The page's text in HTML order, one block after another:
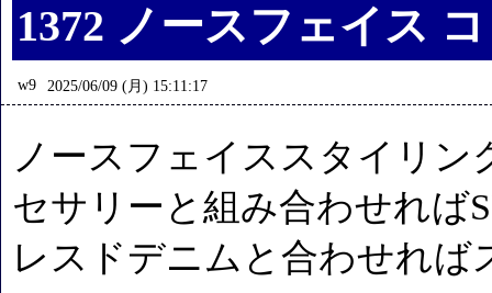
1372 ノースフェイス
w9 2025/06/09 (月) 15:11:17
ノースフェイススタイリ
セサリーと組み合わせれば
レスドデニムと合わせれば